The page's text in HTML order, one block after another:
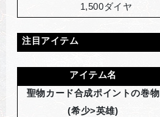
1,500ダイヤ
注目アイテム
アイテム名
聖物カード合成ポイントの巻物
(希少>英雄)